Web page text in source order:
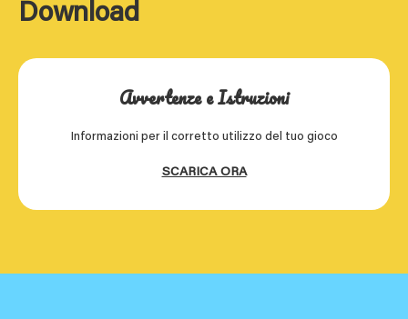
Download
Avvertenze e Istruzioni
Informazioni per il corretto utilizzo del tuo gioco
SCARICA ORA